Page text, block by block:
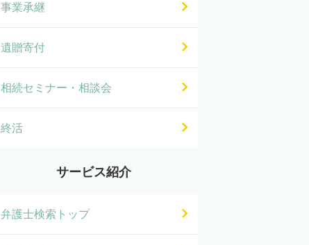
事業承継
遺贈寄付
相続セミナー・相談会
終活
サービス紹介
弁護士検索トップ